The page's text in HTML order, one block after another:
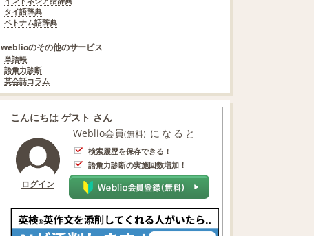
タイ語辞典
ベトナム語辞典
weblioのその他のサービス
単語帳
語彙力診断
英会話コラム
こんにちは ゲスト さん
ログイン
Weblio会員(無料) になると
検索履歴を保存できる！
語彙力診断の実施回数増加！